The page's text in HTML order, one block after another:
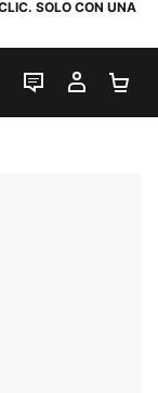
SOLO CON UNA
CHAT EN
MI